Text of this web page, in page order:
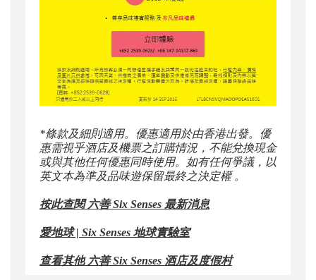
*條款及細則適用。優惠適用於由香港出發。優
惠需視乎酒店及機票之訂購情況，不能兌換現金
或與其他任何優惠同時使用。如有任何爭議，以
英文本為準及品味遊保留最終之決定權 。
按此查閱 六善 Six Senses 最新消息
愛地球 | Six Senses 地球實驗室
查看其他 六善 Six Senses 酒店及度假村